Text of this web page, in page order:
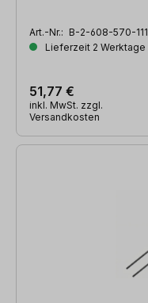
Art.-Nr.: B-2-608-570-111
Lieferzeit 2 Werktage
51,77 €
inkl. MwSt. zzgl.
Versandkosten